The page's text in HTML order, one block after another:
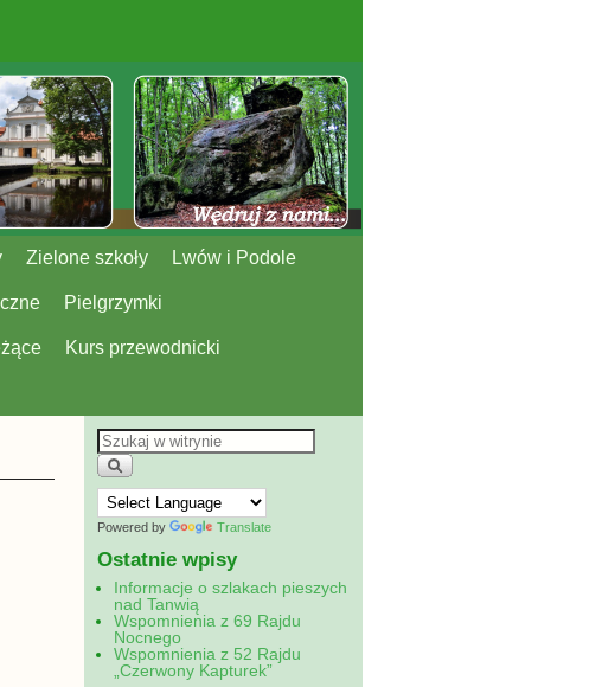
Zielone szkoły Lwów i Podole
Pielgrzymki
Kurs przewodnicki
Powered by Translate
Ostatnie wpisy
Informacje o szlakach pieszych
nad Tanwią
Wspomnienia z 69 Rajdu
Nocnego
Wspomnienia z 52 Rajdu
„Czerwony Kapturek”